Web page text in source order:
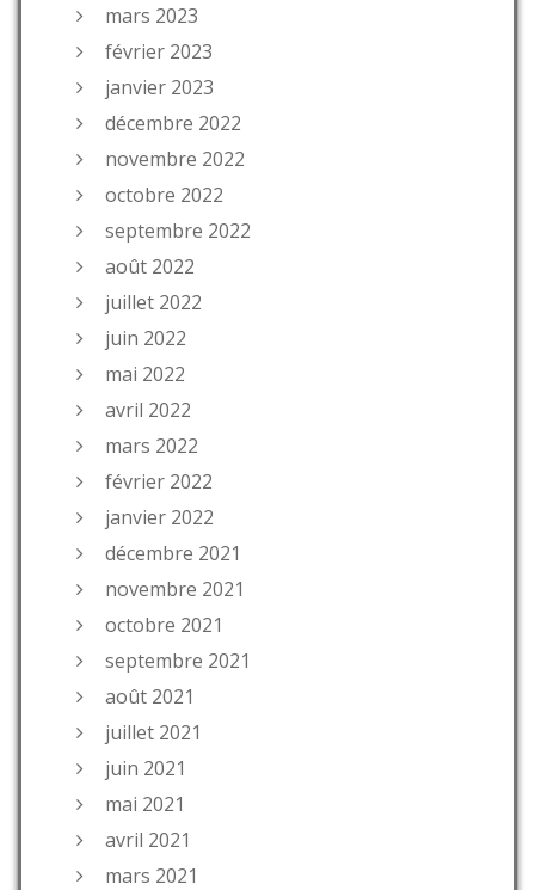
mars 2023
février 2023
janvier 2023
décembre 2022
novembre 2022
octobre 2022
septembre 2022
août 2022
juillet 2022
juin 2022
mai 2022
avril 2022
mars 2022
février 2022
janvier 2022
décembre 2021
novembre 2021
octobre 2021
septembre 2021
août 2021
juillet 2021
juin 2021
mai 2021
avril 2021
mars 2021